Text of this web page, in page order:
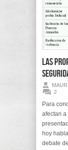
Las
2
Para
afectan
hoy
debate